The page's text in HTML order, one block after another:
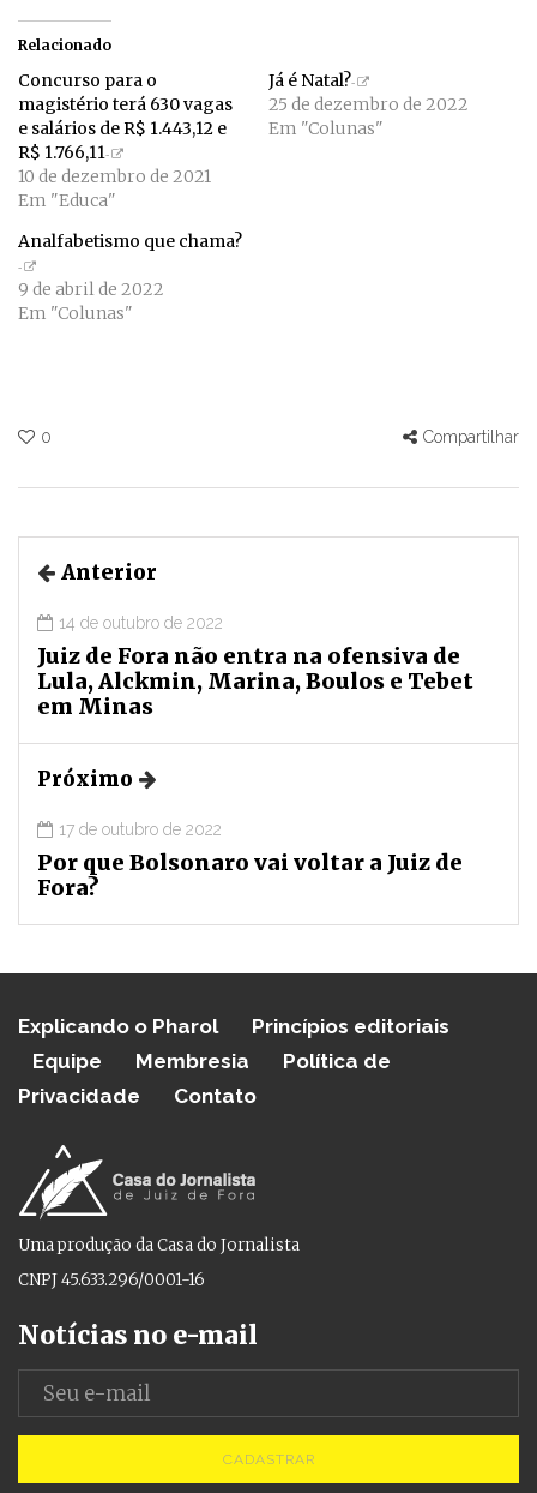
Relacionado
Concurso para o
magistério terá 630 vagas
e salários de R$ 1.443,12 e
R$ 1.766,11
10 de dezembro de 2021
Em "Educa"
Já é Natal?
25 de dezembro de 2022
Em "Colunas"
Analfabetismo que chama?
9 de abril de 2022
Em "Colunas"
0 Compartilhar
Anterior
14 de outubro de 2022
Juiz de Fora não entra na ofensiva de
Lula, Alckmin, Marina, Boulos e Tebet
em Minas
Próximo
17 de outubro de 2022
Por que Bolsonaro vai voltar a Juiz de
Fora?
Explicando o Pharol
Princípios editoriais
Equipe
Membresia
Política de
Privacidade
Contato
Uma produção da Casa do Jornalista
CNPJ 45.633.296/0001-16
Notícias no e-mail
CADASTRAR